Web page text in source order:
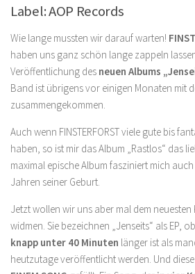
Label: AOP Records
Wie lange mussten wir darauf warten!
haben uns ganz schön lange zappeln
Veröffentlichung des neuen Albums
Band ist übrigens vor einigen Monaten mit
zusammengekommen.
Auch wenn FINSTERFORST viele gute bis
haben, so ist mir das Album „Rastlos“ das
maximal epische Album fasziniert mich
Jahren seiner Geburt.
Jetzt wollen wir uns aber mal dem neuesten
widmen. Sie bezeichnen „Jenseits“ als EP,
knapp unter 40 Minuten länger ist als
heutzutage veröffentlicht werden. Und